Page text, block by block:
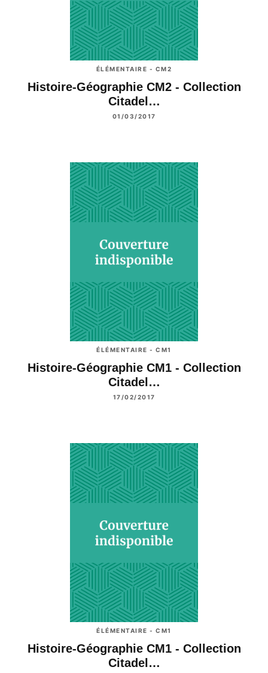
ÉLÉMENTAIRE - CM2
Histoire-Géographie CM2 - Collection
Citadel…
01/03/2017
ÉLÉMENTAIRE - CM1
Histoire-Géographie CM1 - Collection
Citadel…
17/02/2017
ÉLÉMENTAIRE - CM1
Histoire-Géographie CM1 - Collection
Citadel…